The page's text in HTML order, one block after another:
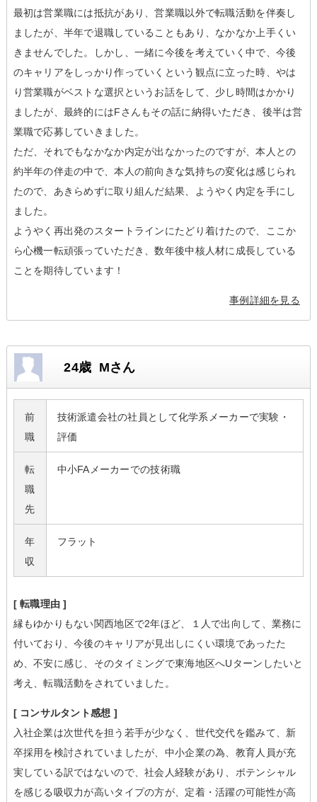
最初は営業職には抵抗があり、営業職以外で転職活動を伴奏し
ましたが、半年で退職していることもあり、なかなか上手くい
きませんでした。しかし、一緒に今後を考えていく中で、今後
のキャリアをしっかり作っていくという観点に立った時、やは
り営業職がベストな選択というお話をして、少し時間はかかり
ましたが、最終的にはFさんもその話に納得いただき、後半は営
業職で応募していきました。
ただ、それでもなかなか内定が出なかったのですが、本人との
約半年の伴走の中で、本人の前向きな気持ちの変化は感じられ
たので、あきらめずに取り組んだ結果、ようやく内定を手にし
ました。
ようやく再出発のスタートラインにたどり着けたので、ここか
ら心機一転頑張っていただき、数年後中核人材に成長している
ことを期待しています！
事例詳細を見る
24歳 Mさん
前
職
技術派遣会社の社員として化学系メーカーで実験・
評価
転
職
先
中小FAメーカーでの技術職
年
収
フラット
[ 転職理由 ]
縁もゆかりもない関西地区で2年ほど、１人で出向して、業務に
付いており、今後のキャリアが見出しにくい環境であったた
め、不安に感じ、そのタイミングで東海地区へUターンしたいと
考え、転職活動をされていました。
[ コンサルタント感想 ]
入社企業は次世代を担う若手が少なく、世代交代を鑑みて、新
卒採用を検討されていましたが、中小企業の為、教育人員が充
実している訳ではないので、社会人経験があり、ポテンシャル
を感じる吸収力が高いタイプの方が、定着・活躍の可能性が高